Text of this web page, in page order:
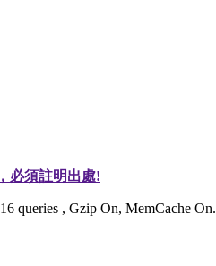
必須註明出處!
queries , Gzip On, MemCache On.